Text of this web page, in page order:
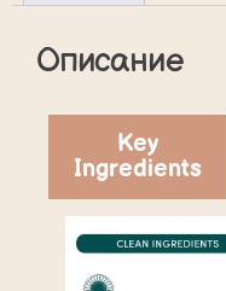
Описание
Key
Ingredients